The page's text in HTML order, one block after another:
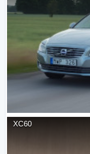
XC60